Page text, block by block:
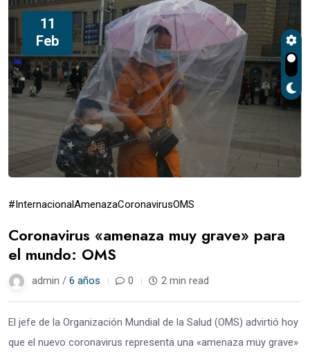
11
Feb
#InternacionalAmenazaCoronavirusOMS
Coronavirus «amenaza muy grave» para
el mundo: OMS
admin / 6 años 0 2 min read
El jefe de la Organización Mundial de la Salud (OMS) advirtió hoy
que el nuevo coronavirus representa una «amenaza muy grave»